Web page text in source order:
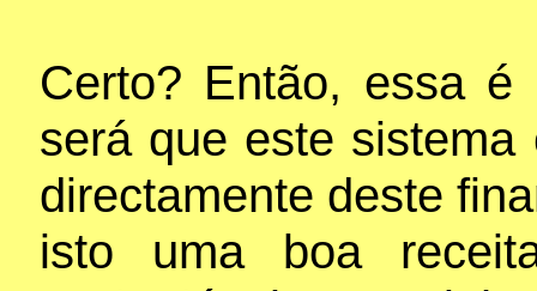
Certo? Então, essa
será que este
directamente deste
isto uma boa